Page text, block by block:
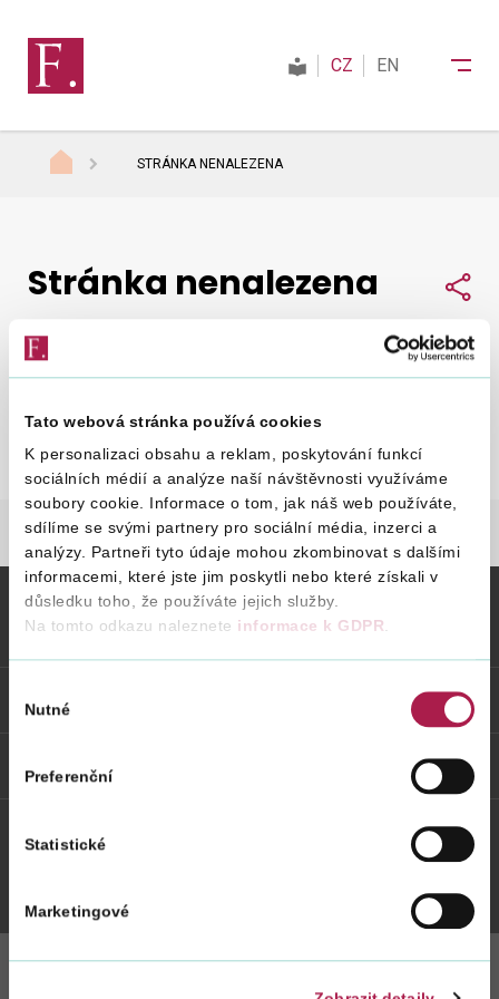
Tato webová stránka používá cookies
K personalizaci obsahu a reklam, poskytování funkcí
sociálních médií a analýze naší návštěvnosti využíváme
soubory cookie. Informace o tom, jak náš web používáte,
sdílíme se svými partnery pro sociální média, inzerci a
analýzy. Partneři tyto údaje mohou zkombinovat s dalšími
informacemi, které jste jim poskytli nebo které získali v
důsledku toho, že používáte jejich služby.
Na tomto odkazu naleznete informace k GDPR.
souhlasu
Nutné
Preferenční
Statistické
Marketingové
Daně
Mezinárodní spolupráce
Kontakty
Vyhledat na webu
CZ EN
STRÁNKA NENALEZENA
Nepodařilo se nám najít, co jste hledali.
znovu.
Stránka nenalezena
STRÁNKA NENALEZENA
Vybrané informace
Odkazy
Weby FS
Instagram